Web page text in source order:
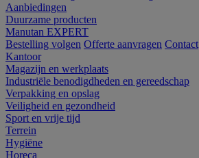
Aanbiedingen
Duurzame producten
Manutan EXPERT
Bestelling volgen Offerte aanvragen Contact
Kantoor
Magazijn en werkplaats
Industriële benodigdheden en gereedschap
Verpakking en opslag
Veiligheid en gezondheid
Sport en vrije tijd
Terrein
Hygiëne
Horeca